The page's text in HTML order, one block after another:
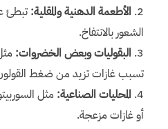
الأطعمة الدهنية والمقلية: تبطئ
الشعور بالانتفاخ.
البقوليات وبعض الخضروات:
تسبب غازات تزيد من ضغط
المحليات الصناعية: مثل
أو غازات مزعجة.